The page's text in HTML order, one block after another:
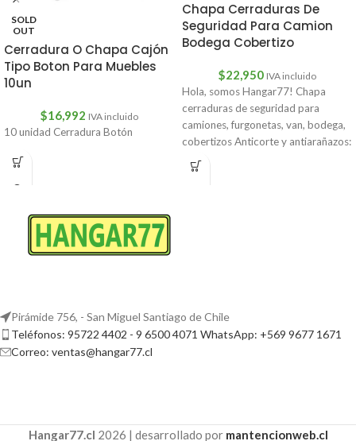
SOLD
OUT
Cerradura O Chapa Cajón
Tipo Boton Para Muebles
10un
$16,992 IVA incluido
10 unidad Cerradura Botón
Chapa Cerraduras De
Seguridad Para Camion
Bodega Cobertizo
$22,950 IVA incluido
Hola, somos Hangar77! Chapa
cerraduras de seguridad para
camiones, furgonetas, van, bodega,
cobertizos Anticorte y antiarañazos:
este candado de puerta
Pirámide 756, - San Miguel Santiago de Chile
Teléfonos: 95722 4402 - 9 6500 4071 WhatsApp: +569 9677 1671
Correo: ventas@hangar77.cl
Hangar77.cl 2026 | desarrollado por mantencionweb.cl